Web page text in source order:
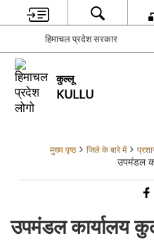
हिमाचल प्रदेश सरकार
कुल्लू
KULLU
मुख्य पृष्ठ जिले के बारे में
उपमंडल
उपमंडल कार्यालय